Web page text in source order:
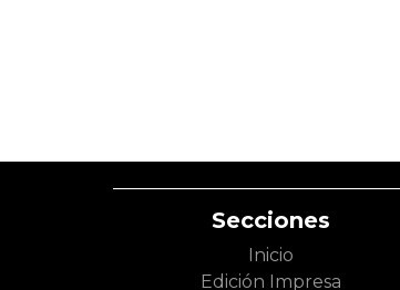
Secciones
Inicio
Edición Impresa